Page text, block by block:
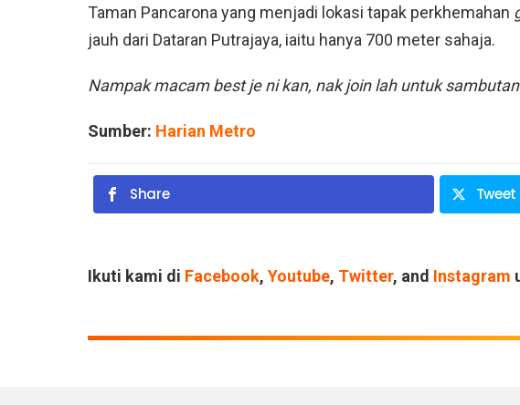
Taman Pancarona yang menjadi lokasi tapak perkhemahan
jauh dari Dataran Putrajaya, iaitu hanya 700 meter sahaja.
Nampak macam best je ni kan, nak join lah untuk
Sumber: Harian Metro
Share Tweet
Ikuti kami di Facebook, Youtube, Twitter, and Instagram